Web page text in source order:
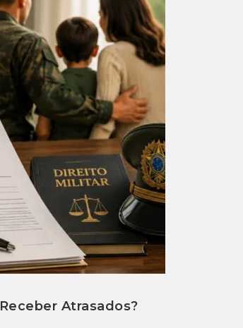
Atrasados?